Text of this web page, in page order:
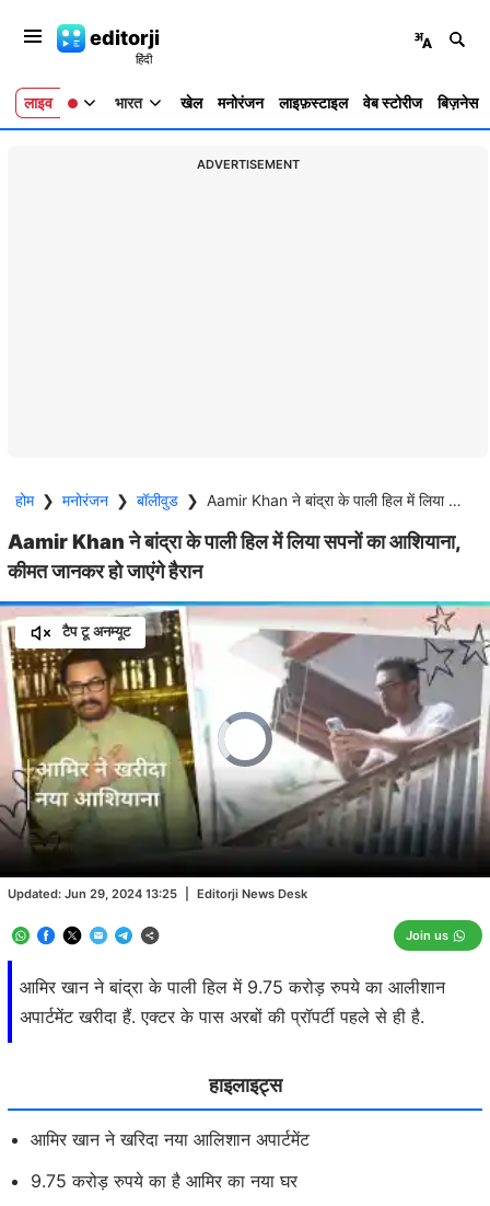
editorji
लाइव भारत खेल मनोरंजन लाइफ़स्टाइल वेब स्टोरीज बिज़नेस
ADVERTISEMENT
होम ❯ मनोरंजन ❯ बॉलीवुड ❯ Aamir Khan ने बांद्रा के पाली हिल में लिया सपनों का आशियाना, कीमत जानकर हो जाएंगे हैरान
Aamir Khan ने बांद्रा के पाली हिल में लिया सपनों का आशियाना,
कीमत जानकर हो जाएंगे हैरान
आमिर खान ने बांद्रा के पाली हिल में 9.75 करोड़ रुपये का आलीशान
अपार्टमेंट खरीदा हैं. एक्टर के पास अरबों की प्रॉपर्टी पहले से ही है.
Updated: Jun 29, 2024 13:25 Editorji News Desk
Join us
टैप टू अनम्यूट
Video
Player
is
loading.
Loaded:
हाइलाइट्स
आमिर खान ने खरिदा नया आलिशान अपार्टमेंट
9.75 करोड़ रुपये का है आमिर का नया घर